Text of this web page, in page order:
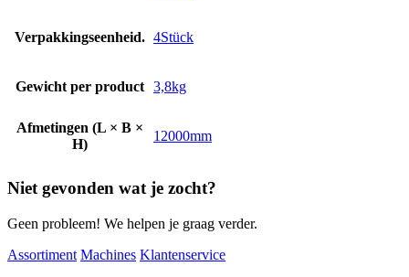
Verpakkingseenheid. 4Stück
Gewicht per product 3,8kg
Afmetingen (L × B ×
H)
12000mm
Niet gevonden wat je zocht?
Geen probleem! We helpen je graag verder.
Assortiment Machines Klantenservice